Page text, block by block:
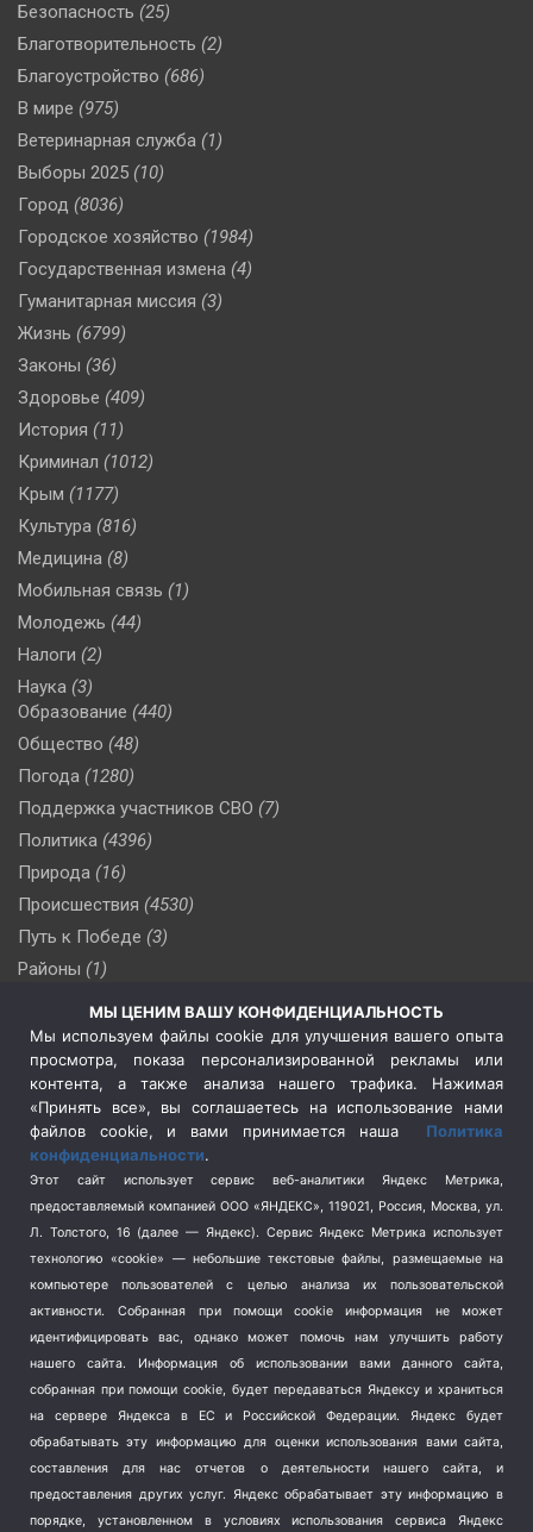
Безопасность (25)
Благотворительность (2)
Благоустройство (686)
В мире (975)
Ветеринарная служба (1)
Выборы 2025 (10)
Город (8036)
Городское хозяйство (1984)
Государственная измена (4)
Гуманитарная миссия (3)
Жизнь (6799)
Законы (36)
Здоровье (409)
История (11)
Криминал (1012)
Крым (1177)
Культура (816)
Медицина (8)
Мобильная связь (1)
Молодежь (44)
Налоги (2)
Наука (3)
Образование (440)
Общество (48)
Погода (1280)
Поддержка участников СВО (7)
Политика (4396)
Природа (16)
Происшествия (4530)
Путь к Победе (3)
Районы (1)
(510)
Сельское хозяйство (3)
Социальная политика
(3)
Спецоперация в Украине
Спецоперация на Украине
(404)
Спорт (740)
Терроризм (1)
Транспорт (262)
Туризм (178)
Флот (76)
Школа и спорт (2)
Экология (8)
Экономика (1172)
МЫ ЦЕНИМ ВАШУ КОНФИДЕНЦИАЛЬНОСТЬ
Мы используем файлы cookie для улучшения вашего опыта
просмотра, показа персонализированной рекламы или
контента, а также анализа нашего трафика. Нажимая
«Принять все», вы соглашаетесь на использование нами
файлов cookie, и вами принимается наша Политика
конфиденциальности.
Этот сайт использует сервис веб-аналитики Яндекс Метрика,
предоставляемый компанией ООО «ЯНДЕКС», 119021, Россия, Москва, ул.
Л. Толстого, 16 (далее — Яндекс). Сервис Яндекс Метрика использует
технологию «cookie» — небольшие текстовые файлы, размещаемые на
компьютере пользователей с целью анализа их пользовательской
активности.
Собранная при помощи cookie информация не может
идентифицировать вас, однако может помочь нам улучшить работу
нашего сайта. Информация об использовании вами данного сайта,
собранная при помощи cookie, будет передаваться Яндексу и храниться
на сервере Яндекса в ЕС и Российской Федерации. Яндекс будет
обрабатывать эту информацию для оценки использования вами сайта,
составления для нас отчетов о деятельности нашего сайта, и
предоставления других услуг. Яндекс обрабатывает эту информацию в
порядке, установленном в условиях использования сервиса Яндекс